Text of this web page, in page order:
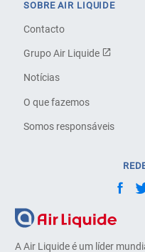
A Air Liquide é um líder
SOBRE AIR LIQUIDE
Contacto
Grupo Air Liquide
Notícias
O que fazemos
Somos responsáveis